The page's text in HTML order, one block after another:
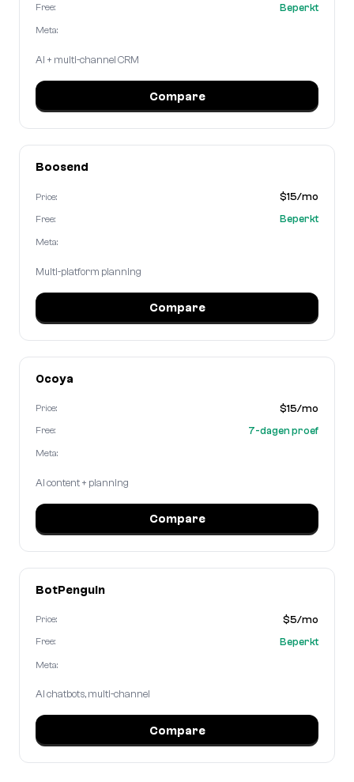
Free: Beperkt
Meta:
AI + multi-channel CRM
Compare
Boosend
Price: $15/mo
Free: Beperkt
Meta:
Multi-platform planning
Compare
Ocoya
Price: $15/mo
Free: 7-dagen proef
Meta:
AI content + planning
Compare
BotPenguin
Price: $5/mo
Free: Beperkt
Meta:
AI chatbots, multi-channel
Compare